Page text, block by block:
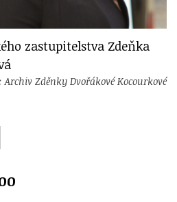
zastupitelstva Zdeňka
Archiv Zděnky Dvořákové Kocourkové